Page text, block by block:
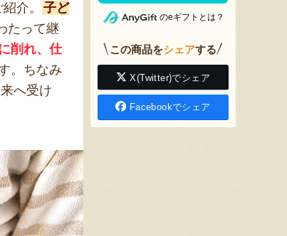
介。
子ど
たって継
削れ、仕
。ちなみ
へ受け
のeギフトとは？
この商品をシェアする
X(Twitter)でシェア
Facebookでシェア